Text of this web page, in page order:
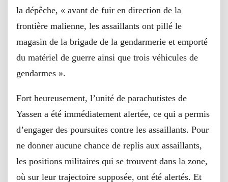
la dépêche, « avant de fuir en direction de la
frontière malienne, les assaillants ont pillé le
magasin de la brigade de la gendarmerie et emporté
du matériel de guerre ainsi que trois véhicules de
gendarmes ».
Fort heureusement, l’unité de parachutistes de
Yassen a été immédiatement alertée, ce qui a permis
d’engager des poursuites contre les assaillants. Pour
ne donner aucune chance de replis aux assaillants,
les positions militaires qui se trouvent dans la zone,
où sur leur trajectoire supposée, ont été alertés. Et